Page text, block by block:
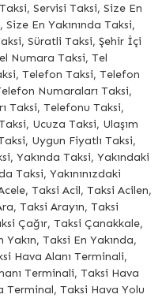
Servisi Taksi, Size En
En Yakınında Taksi,
Süratli Taksi, Şehir İçi
Numara Taksi, Tel
Telefon Taksi, Telefon
Numaraları Taksi,
Taksi, Telefonu Taksi,
Ucuza Taksi, Ulaşım
Uygun Fiyatlı Taksi,
Yakında Taksi, Yakındaki
Taksi, Yakınınızdaki
Taksi Acil, Taksi Acilen,
Taksi Arayın, Taksi
Çağır, Taksi Çanakkale,
Taksi En Yakında,
Hava Alanı Terminali,
Terminali, Taksi Hava
Terminal, Taksi Hava Yolu